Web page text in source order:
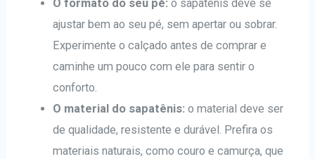
O formato do seu pé: o sapatênis deve se
ajustar bem ao seu pé, sem apertar ou sobrar.
Experimente o calçado antes de comprar e
caminhe um pouco com ele para sentir o
conforto.
O material do sapatênis: o material deve ser
de qualidade, resistente e durável. Prefira os
materiais naturais, como couro e camurça, que